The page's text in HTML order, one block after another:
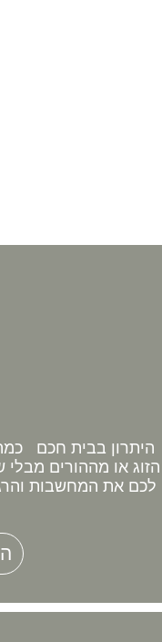
היתרון בבית חכם
הזוג או מההורים
לכם את המחשבות